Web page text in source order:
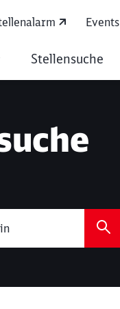
Events
Stellensuche